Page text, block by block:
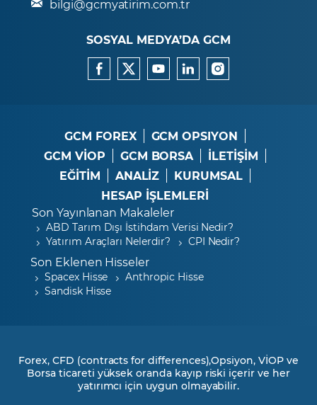
bilgi@gcmyatirim.com.tr
SOSYAL MEDYA’DA GCM
GCM FOREX
GCM OPSIYON
GCM VİOP
GCM BORSA
İLETİŞİM
EĞİTİM
ANALİZ
KURUMSAL
HESAP İŞLEMLERİ
Son Yayınlanan Makaleler
ABD Tarım Dışı İstihdam Verisi Nedir?
Yatırım Araçları Nelerdir?
CPI Nedir?
Son Eklenen Hisseler
Spacex Hisse
Anthropic Hisse
Sandisk Hisse
Forex, CFD (contracts for differences),Opsiyon, VİOP ve
Borsa ticareti yüksek oranda kayıp riski içerir ve her
yatırımcı için uygun olmayabilir.